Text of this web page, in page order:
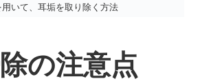
用いて、耳垢を取り除く方法
の注意点